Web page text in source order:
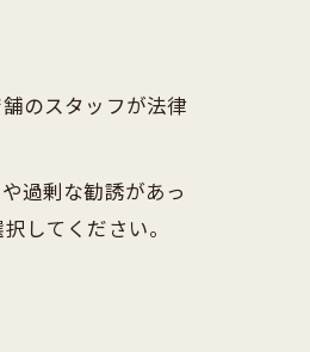
のスタッフが法律
過剰な勧誘があっ
してください。